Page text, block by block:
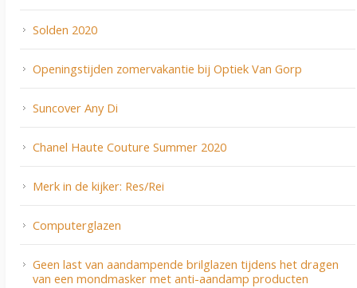
Solden 2020
Openingstijden zomervakantie bij Optiek Van Gorp
Suncover Any Di
Chanel Haute Couture Summer 2020
Merk in de kijker: Res/Rei
Computerglazen
Geen last van aandampende brilglazen tijdens het dragen
van een mondmasker met anti-aandamp producten